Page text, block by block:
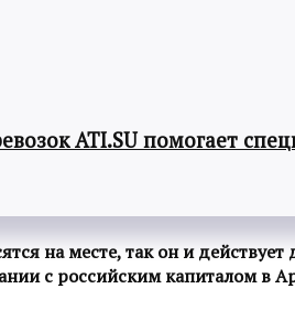
ATI.SU помогает
на месте, так он и
с российским капиталом в